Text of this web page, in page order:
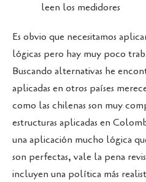
leen los medidores
Es obvio que necesitamos
lógicas pero hay muy poco
Buscando alternativas he
aplicadas en otros países
como las chilenas son muy
estructuras aplicadas en
una aplicación mucho lógica
son perfectas, vale la pena
incluyen una política más